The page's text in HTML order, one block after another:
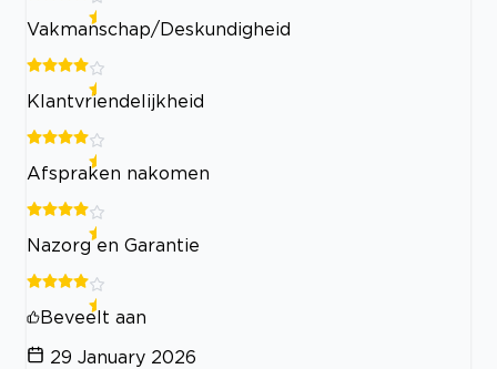
Vakmanschap/Deskundigheid
Klantvriendelijkheid
Afspraken nakomen
Nazorg en Garantie
Beveelt aan
29 January 2026